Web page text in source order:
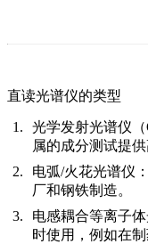
直读光谱仪的类型
光学发射光谱仪（
属的成分测试提供
电弧/火花光谱仪：
厂和钢铁制造。
电感耦合等离子体
时使用，例如在制